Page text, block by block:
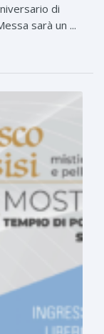
di
sarà un ...